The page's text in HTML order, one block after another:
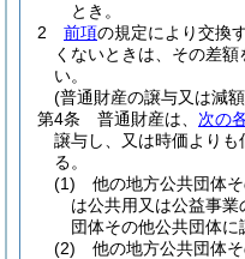
とき。
2
前項の規定により交換
くないときは、その差
い。
(普通財産の譲与又は減
第4条
普通財産は、 次の
譲与し、又は時価よりも
る。
(1)
他の地方公共団体
は公共用又は公益事
団体その他公共団体に
(2)
他の地方公共団体